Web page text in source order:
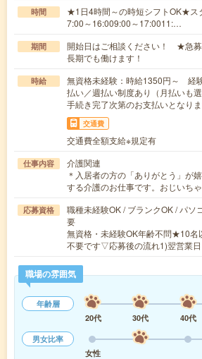
時間
★1日4時間～の時短シフトOK★ス
7:00～16:009:00～17:0011:…
期間
開始日はご相談ください！ ★急
長期でも働けます！
時給
無資格未経験：時給1350円～ 経
払い／週払い制度あり（月払いも
手続き完了次第のお支払いとなりま
交通費
交通費全額支給※規定有
仕事内容
介護関連
＊入居者の方の「ありがとう」が
する介護のお仕事です。おじいち
応募資格
職種未経験OK / ブランクOK / パソ
要
無資格・未経験OK年齢不問★10
不要です▽応募後の流れ1)翌営業
職場の雰囲気
年齢層
20代
30代 40代
男女比率
女性